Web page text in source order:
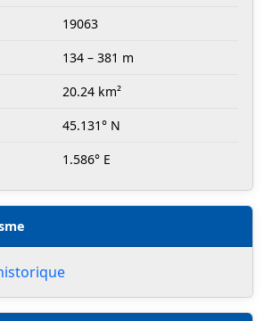
19063
134 – 381 m
20.24 km²
45.131° N
1.586° E